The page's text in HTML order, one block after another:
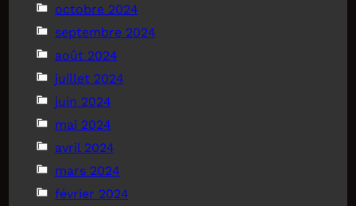
octobre 2024
septembre 2024
août 2024
juillet 2024
juin 2024
mai 2024
avril 2024
mars 2024
février 2024